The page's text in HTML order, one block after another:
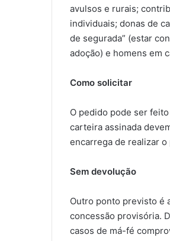
avulsos e rurais;
individuais; donas de
de segurada” (estar
adoção) e homens em
Como solicitar
O pedido pode ser
carteira assinada
encarrega de realizar o
Sem devolução
Outro ponto previsto é
concessão provisória.
casos de má-fé